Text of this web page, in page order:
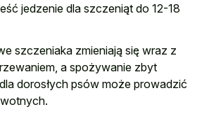
jedzenie dla szczeniąt do 12-18
szczeniaka zmieniają się wraz z
a spożywanie zbyt
dorosłych psów może prowadzić